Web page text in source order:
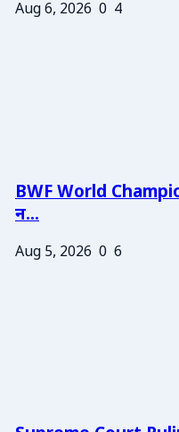
Aug 6, 2026 0 4
BWF World
न...
Aug 5, 2026 0 6